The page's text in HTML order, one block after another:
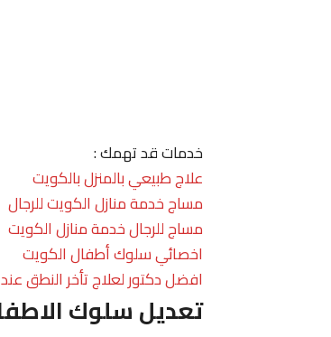
خدمات قد تهمك :
علاج طبيعي بالمنزل بالكويت
مساج خدمة منازل الكويت للرجال
مساج للرجال خدمة منازل الكويت
اخصائي سلوك أطفال الكويت
افضل دكتور لعلاج تأخر النطق
تعديل سلوك